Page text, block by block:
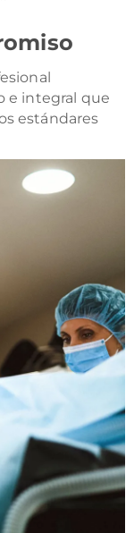
e integral que
estándares